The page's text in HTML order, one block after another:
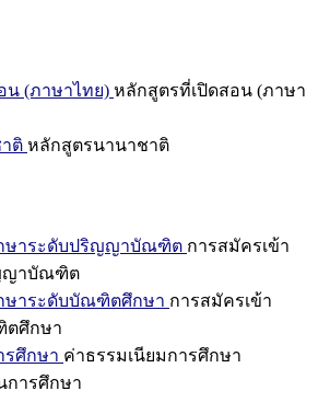
น (ภาษาไทย) หลักสูตรที่เปิดสอน (ภาษา
ติ หลักสูตรนานาชาติ
ษาระดับปริญญาบัณฑิต การสมัครเข้า
ญาบัณฑิต
ษาระดับบัณฑิตศึกษา การสมัครเข้า
ตศึกษา
รศึกษา ค่าธรรมเนียมการศึกษา
การศึกษา